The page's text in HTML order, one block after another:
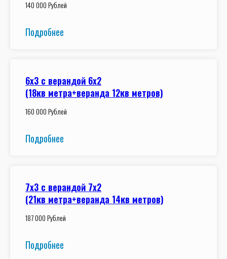
140 000 Рублей
Подробнее
6x3 с верандой 6x2
(18кв метра+веранда 12кв метров)
160 000 Рублей
Подробнее
7x3 с верандой 7x2
(21кв метра+веранда 14кв метров)
187 000 Рублей
Подробнее